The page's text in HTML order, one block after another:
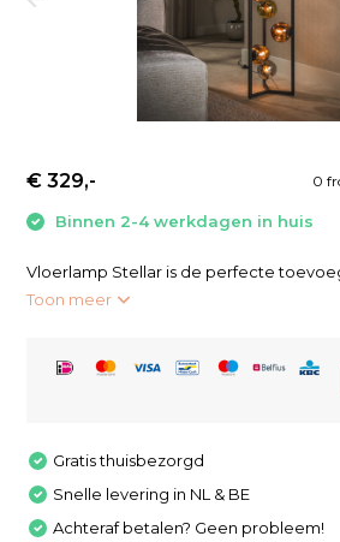
0
€ 329,-
Binnen 2-4 werkdagen in huis
Vloerlamp Stellar is de perfecte
Toon meer
Gratis thuisbezorgd
Snelle levering in NL & BE
Achteraf betalen? Geen probleem!